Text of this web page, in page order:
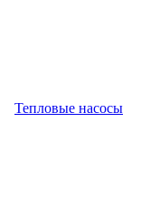
Тепловые насосы